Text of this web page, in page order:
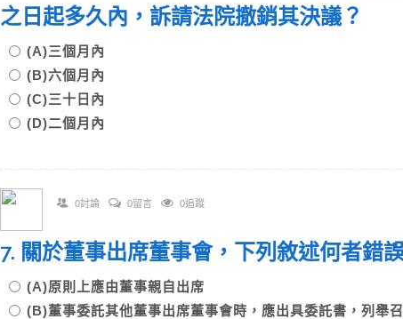
之日起多久內，訴請法院撤銷其決議？
(A)三個月內
(B)六個月內
(C)三十日內
(D)二個月內
0討論 0留言 0追蹤
7. 關於董事出席董事會，下列敘述何者錯
(A)原則上應由董事親自出席
(B)董事委託其他董事出席董事會時，應出具委託書，列舉